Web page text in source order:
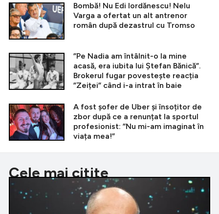
Bombă! Nu Edi Iordănescu! Nelu
Varga a ofertat un alt antrenor
român după dezastrul cu Tromso
”Pe Nadia am întâlnit-o la mine
acasă, era iubita lui Ștefan Bănică”.
Brokerul fugar povestește reacția
”Zeiței” când i-a intrat în baie
A fost șofer de Uber și însoțitor de
zbor după ce a renunțat la sportul
profesionist: ”Nu mi-am imaginat în
viața mea!”
Cele mai citite